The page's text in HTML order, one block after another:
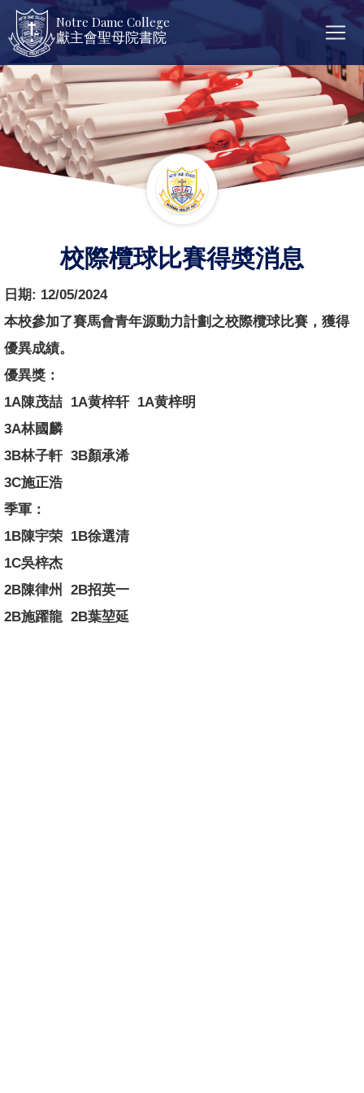
Notre Dame College
獻主會聖母院書院
校際欖球比賽得奬消息
日期: 12/05/2024
本校參加了賽馬會青年源動力計劃之校際欖球比賽，獲得
優異成績。
優異獎：
1A陳茂喆 1A黄梓轩 1A黄梓明
3A林國麟
3B林子軒 3B顏承浠
3C施正浩
季軍：
1B陳宇荣 1B徐選清
1C吳梓杰
2B陳律州 2B招英一
2B施躍龍 2B葉堃延